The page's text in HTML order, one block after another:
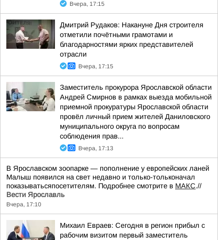
Вчера, 17:15
Дмитрий Рудаков: Накануне Дня строителя
отметили почётными грамотами и
благодарностями ярких представителей
отрасли
Вчера, 17:15
Заместитель прокурора Ярославской области
Андрей Смирнов в рамках выезда мобильной
приемной прокуратуры Ярославской области
провёл личный прием жителей Даниловского
муниципального округа по вопросам
соблюдения прав...
Вчера, 17:13
В Ярославском зоопарке — пополнение у европейских ланей
Малыш появился на свет недавно и только-тольконачал
показыватьсяпосетителям. Подробнее смотрите в МАКС.//
Вести Ярославль
Вчера, 17:10
Михаил Евраев: Сегодня в регион прибыл с
рабочим визитом первый заместитель